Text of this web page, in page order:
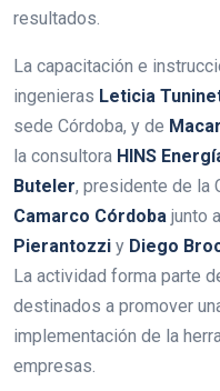
resultados.
La capacitación e
ingenieras Leticia
sede Córdoba, y de
la consultora HINS
Buteler, presidente de la
Camarco Córdoba junto a
Pierantozzi y Diego
La actividad forma parte
destinados a promover
implementación de la
empresas.